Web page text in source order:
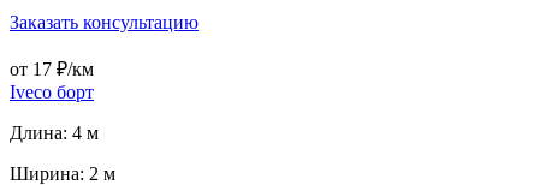
Заказать консультацию
от 17 ₽/км
Iveco борт
Длина: 4 м
Ширина: 2 м